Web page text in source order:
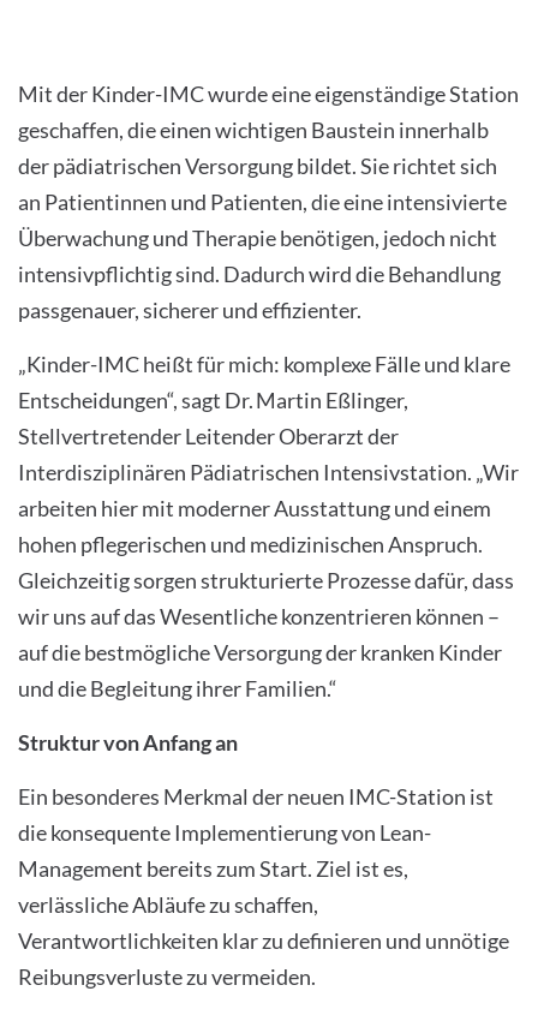
Mit der Kinder-IMC wurde eine eigenständige Station
geschaffen, die einen wichtigen Baustein innerhalb
der pädiatrischen Versorgung bildet. Sie richtet sich
an Patientinnen und Patienten, die eine intensivierte
Überwachung und Therapie benötigen, jedoch nicht
intensivpflichtig sind. Dadurch wird die Behandlung
passgenauer, sicherer und effizienter.
„Kinder-IMC heißt für mich: komplexe Fälle und klare
Entscheidungen“, sagt Dr. Martin Eßlinger,
Stellvertretender Leitender Oberarzt der
Interdisziplinären Pädiatrischen Intensivstation. „Wir
arbeiten hier mit moderner Ausstattung und einem
hohen pflegerischen und medizinischen Anspruch.
Gleichzeitig sorgen strukturierte Prozesse dafür, dass
wir uns auf das Wesentliche konzentrieren können –
auf die bestmögliche Versorgung der kranken Kinder
und die Begleitung ihrer Familien.“
Struktur von Anfang an
Ein besonderes Merkmal der neuen IMC-Station ist
die konsequente Implementierung von Lean-
Management bereits zum Start. Ziel ist es,
verlässliche Abläufe zu schaffen,
Verantwortlichkeiten klar zu definieren und unnötige
Reibungsverluste zu vermeiden.